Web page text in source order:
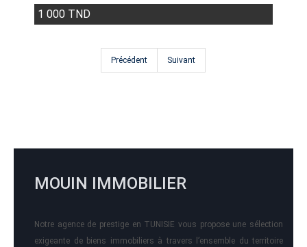
1 000 TND
Précédent Suivant
MOUIN IMMOBILIER
Notre agence de prestige en TUNISIE vous propose une sélection
exigeante de biens immobiliers à travers l’ensemble du territoire